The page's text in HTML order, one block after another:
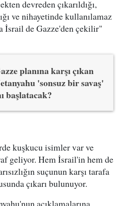
devreden çıkarıldığı,
ve nihayetinde kullanılamaz
İsrail de Gazze'den çekilir"
planına karşı çıkan
'sonsuz bir savaş'
başlatacak?
kuşkucu isimler var ve
geliyor. Hem İsrail'in hem de
suçunun karşı tarafa
çıkarı bulunuyor.